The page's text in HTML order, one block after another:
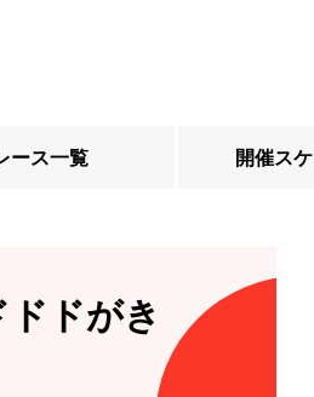
ース一覧 開催ス
ドドがき